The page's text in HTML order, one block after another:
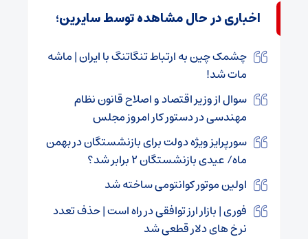
اخباری در حال مشاهده توسط سایرین؛
چشمک چین به ارتباط تنگاتنگ با ایران | ماشه
مات شد!
سوال از وزیر اقتصاد و اصلاح قانون نظام
مهندسی در دستور کار امروز مجلس
سورپرایز ویژه دولت برای بازنشستگان در بهمن
ماه/ عیدی بازنشستگان ۲ برابر شد؟
اولین موتور کوانتومی ساخته شد
فوری | بازار ارز توافقی در راه است | حذف تعدد
نرخ‌ های دلار قطعی شد